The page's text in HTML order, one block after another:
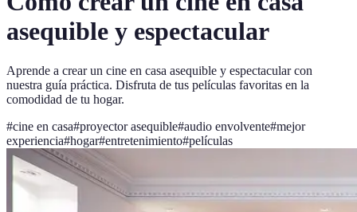
asequible y espectacular
Aprende a crear un cine en casa asequible y espectacular con
nuestra guía práctica. Disfruta de tus películas favoritas en la
comodidad de tu hogar.
#cine en casa#proyector asequible#audio envolvente#mejor
experiencia#hogar#entretenimiento#películas